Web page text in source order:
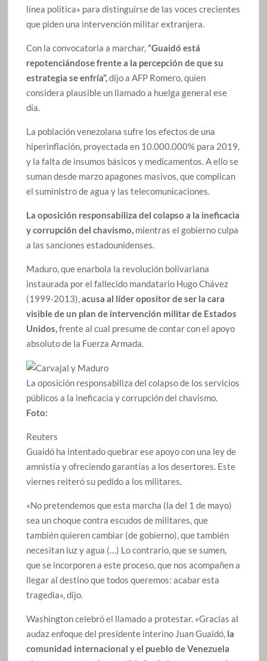
línea política» para distinguirse de las voces crecientes
que piden una intervención militar extranjera.
Con la convocatoria a marchar,“Guaidó está
repotenciándose frente a la percepción de que su
estrategia se enfría”, dijo a AFP Romero, quien
considera plausible un llamado a huelga general ese
día.
La población venezolana sufre los efectos de una
hiperinflación, proyectada en 10.000.000% para 2019,
y la falta de insumos básicos y medicamentos. A ello se
suman desde marzo apagones masivos, que complican
el suministro de agua y las telecomunicaciones.
La oposición responsabiliza del colapso a la ineficacia
y corrupción del chavismo, mientras el gobierno culpa
a las sanciones estadounidenses.
Maduro, que enarbola la revolución bolivariana
instaurada por el fallecido mandatario Hugo Chávez
(1999-2013),acusa al líder opositor de ser la cara
visible de un plan de intervención militar de Estados
Unidos, frente al cual presume de contar con el apoyo
absoluto de la Fuerza Armada.
La oposición responsabiliza del colapso de los servicios
públicos a la ineficacia y corrupción del chavismo.
Foto:
Reuters
Guaidó ha intentado quebrar ese apoyo con una ley de
amnistía y ofreciendo garantías a los desertores. Este
viernes reiteró su pedido a los militares.
«No pretendemos que esta marcha (la del 1 de mayo)
sea un choque contra escudos de militares, que
también quieren cambiar (de gobierno), que también
necesitan luz y agua (…) Lo contrario, que se sumen,
que se incorporen a este proceso, que nos acompañen a
llegar al destino que todos queremos: acabar esta
tragedia», dijo.
Washington celebró el llamado a protestar. «Gracias al
audaz enfoque del presidente interino Juan Guaidó, la
comunidad internacional y el pueblo de Venezuela